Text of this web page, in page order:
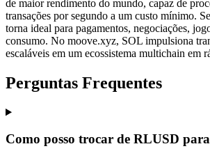
de maior rendimento do mundo, capaz de
transações por segundo a um custo mínimo.
torna ideal para pagamentos, negociações,
consumo. No moove.xyz, SOL impulsiona
escaláveis em um ecossistema multichain em
Perguntas Frequentes
Como posso trocar de RLUSD